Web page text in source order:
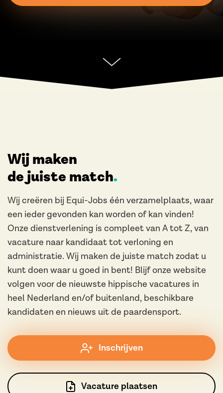
Wij maken
de juiste match
Wij creëren bij Equi-Jobs één verzamelplaats, waar
een ieder gevonden kan worden of kan vinden!
Onze dienstverlening is compleet van A tot Z, van
vacature naar kandidaat tot verloning en
administratie. Wij maken de juiste match zodat u
kunt doen waar u goed in bent! Blijf onze website
volgen voor de nieuwste hippische vacatures in
heel Nederland en/of buitenland, beschikbare
kandidaten en nieuws uit de paardensport.
Inschrijven
Vacature plaatsen